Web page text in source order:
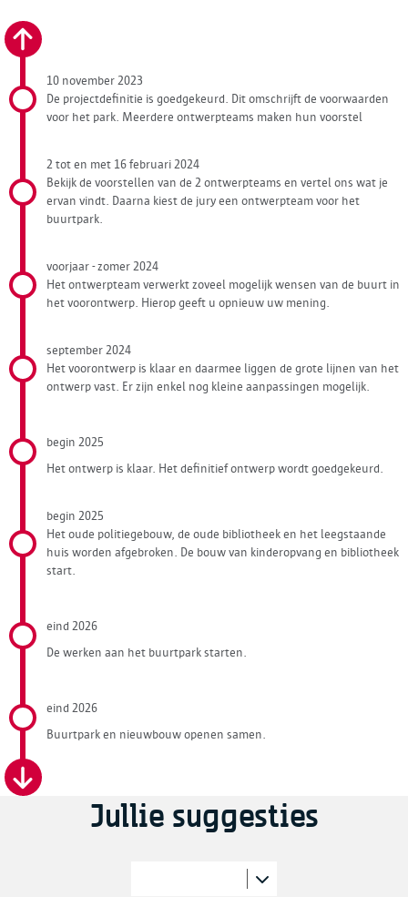
10 november 2023
De projectdefinitie is goedgekeurd. Dit omschrijft de voorwaarden
voor het park. Meerdere ontwerpteams maken hun voorstel
2 tot en met 16 februari 2024
Bekijk de voorstellen van de 2 ontwerpteams en vertel ons wat je
ervan vindt. Daarna kiest de jury een ontwerpteam voor het
buurtpark.
voorjaar - zomer 2024
Het ontwerpteam verwerkt zoveel mogelijk wensen van de buurt in
het voorontwerp. Hierop geeft u opnieuw uw mening.
september 2024
Het voorontwerp is klaar en daarmee liggen de grote lijnen van het
ontwerp vast. Er zijn enkel nog kleine aanpassingen mogelijk.
begin 2025
Het ontwerp is klaar. Het definitief ontwerp wordt goedgekeurd.
begin 2025
Het oude politiegebouw, de oude bibliotheek en het leegstaande
huis worden afgebroken. De bouw van kinderopvang en bibliotheek
start.
eind 2026
De werken aan het buurtpark starten.
eind 2026
Buurtpark en nieuwbouw openen samen.
Jullie suggesties